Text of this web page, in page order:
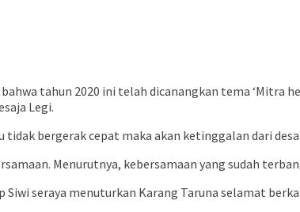
tahun 2020 ini telah dicanangkan tema ‘Mitra
Legi.
bergerak cepat maka akan ketinggalan dari
Menurutnya, kebersamaan yang sudah
Siwi seraya menuturkan Karang Taruna selamat